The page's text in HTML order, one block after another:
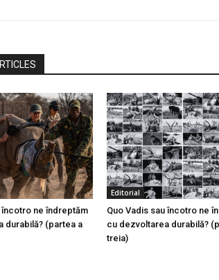
încotro ne îndreptăm
durabilă? (partea a
Editorial
Quo Vadis sau încotro ne
cu dezvoltarea durabilă?
treia)